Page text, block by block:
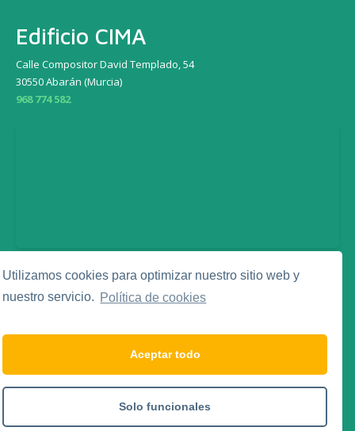
Utilizamos cookies para optimizar nuestro sitio web y
nuestro servicio. Política de cookies
Aceptar todo
Solo funcionales
Edificio CIMA
Calle Compositor David Templado, 54
30550 Abarán (Murcia)
968 774 582
Legal
Política de Privacidad
Social Media